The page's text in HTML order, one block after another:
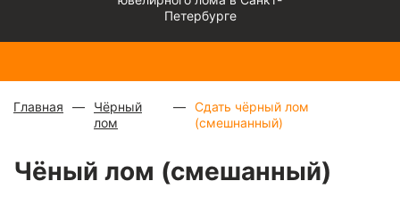
Петербурге
Медь
кг
Радиаторы
310 ₽/кг
Медный
кг
Алюминиевый
₽/кг
Главная
Чёрный
лом
Сдать чёрный лом
(смешнанный)
Чёный лом (смешанный)